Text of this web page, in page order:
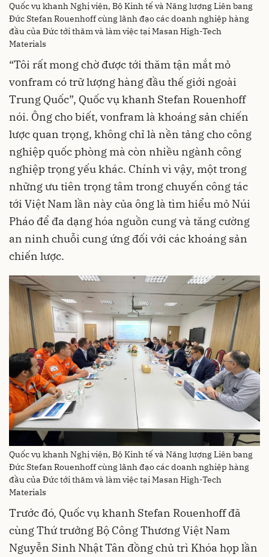
Quốc vụ khanh Nghị viện, Bộ Kinh tế và Năng lượng Liên bang
Đức Stefan Rouenhoff cùng lãnh đạo các doanh nghiệp hàng
đầu của Đức tới thăm và làm việc tại Masan High-Tech
Materials
“Tôi rất mong chờ được tới thăm tận mắt mỏ
vonfram có trữ lượng hàng đầu thế giới ngoài
Trung Quốc”, Quốc vụ khanh Stefan Rouenhoff
nói. Ông cho biết, vonfram là khoáng sản chiến
lược quan trọng, không chỉ là nền tảng cho công
nghiệp quốc phòng mà còn nhiều ngành công
nghiệp trọng yếu khác. Chính vì vậy, một trong
những ưu tiên trọng tâm trong chuyến công tác
tới Việt Nam lần này của ông là tìm hiểu mỏ Núi
Pháo để đa dạng hóa nguồn cung và tăng cường
an ninh chuỗi cung ứng đối với các khoáng sản
chiến lược.
Quốc vụ khanh Nghị viện, Bộ Kinh tế và Năng lượng Liên bang
Đức Stefan Rouenhoff cùng lãnh đạo các doanh nghiệp hàng
đầu của Đức tới thăm và làm việc tại Masan High-Tech
Materials
Trước đó, Quốc vụ khanh Stefan Rouenhoff đã
cùng Thứ trưởng Bộ Công Thương Việt Nam
Nguyễn Sinh Nhật Tân đồng chủ trì Khóa họp lần